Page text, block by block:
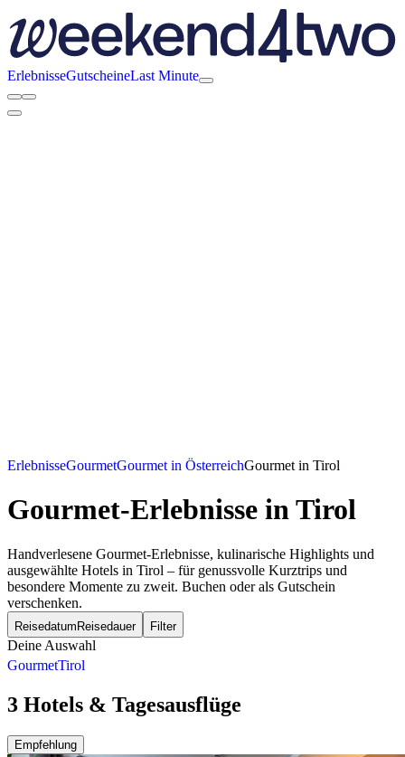
ErlebnisseGutscheineLast Minute
ErlebnisseGourmetGourmet in ÖsterreichGourmet in Tirol
Gourmet-Erlebnisse in Tirol
Handverlesene Gourmet-Erlebnisse, kulinarische Highlights und
ausgewählte Hotels in Tirol – für genussvolle Kurztrips und
besondere Momente zu zweit. Buchen oder als Gutschein
verschenken.
Reisedatum Reisedauer Filter
Deine Auswahl
GourmetTirol
3 Hotels & Tagesausflüge
Empfehlung